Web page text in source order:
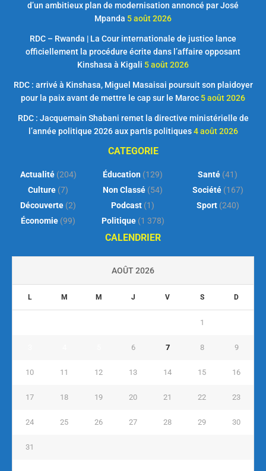
d’un ambitieux plan de modernisation annoncé par José
Mpanda 5 août 2026
RDC – Rwanda | La Cour internationale de justice lance
officiellement la procédure écrite dans l’affaire opposant
Kinshasa à Kigali 5 août 2026
RDC : arrivé à Kinshasa, Miguel Masaisai poursuit son plaidoyer
pour la paix avant de mettre le cap sur le Maroc 5 août 2026
RDC : Jacquemain Shabani remet la directive ministérielle de
l’année politique 2026 aux partis politiques 4 août 2026
CATEGORIE
Actualité(204)
Culture (7)
Découverte (2)
Économie (99)
Éducation (129)
Non Classé (54)
Podcast (1)
Politique(1 378)
Santé (41)
Société(167)
Sport(240)
CALENDRIER
AOÛT 2026
L M M J V S D
1
6 7 8 9
10 11 12 13 14 15 16
17 18 19 20 21 22 23
24 25 26 27 28 29 30
31